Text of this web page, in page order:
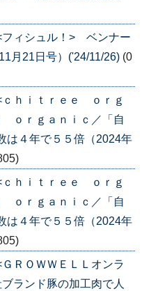
ィシュル！> ベンナー
月21日号）('24/11/26) (0
ｈｉｔｒｅｅ ｏｒｇ
ｏｒｇａｎｉｃ／「自
は４年で５５倍（2024年
ｈｉｔｒｅｅ ｏｒｇ
ｏｒｇａｎｉｃ／「自
は４年で５５倍（2024年
ＲＯＷＷＥＬＬオンラ
ランド豚の加工肉で人